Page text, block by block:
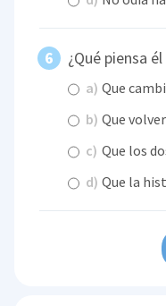
¿Qué piensa
a) Que
b) Que
c) Que los
d) Que la